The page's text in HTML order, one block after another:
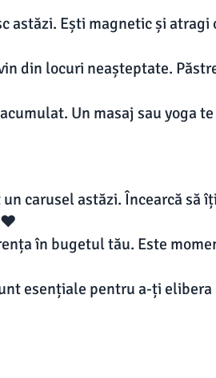
astăzi. Ești magnetic și
din locuri neașteptate.
Un masaj sau yoga
carusel astăzi. Încearcă să
în bugetul tău. Este
esențiale pentru a-ți